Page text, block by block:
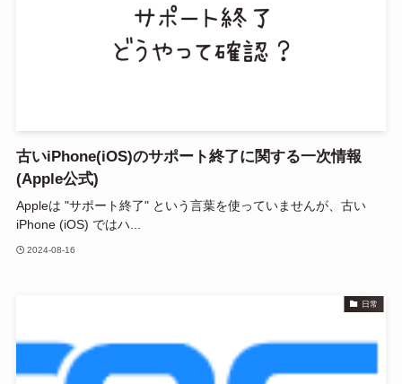
古いiPhone(iOS)のサポート終了に関する一次情報
(Apple公式)
Appleは "サポート終了" という言葉を使っていませんが、古い
iPhone (iOS) ではハ...
2024-08-16
日常